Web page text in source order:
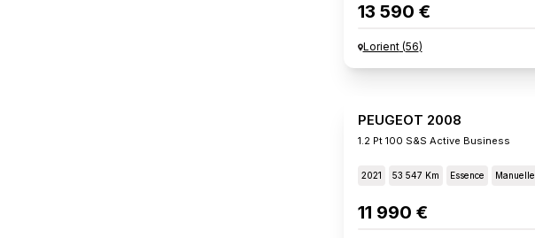
13 590 €
Lorient(56)
PEUGEOT 2008
1.2 Pt 100 S&s Active Business
2021 53 547 Km Essence Manuelle
11 990 €